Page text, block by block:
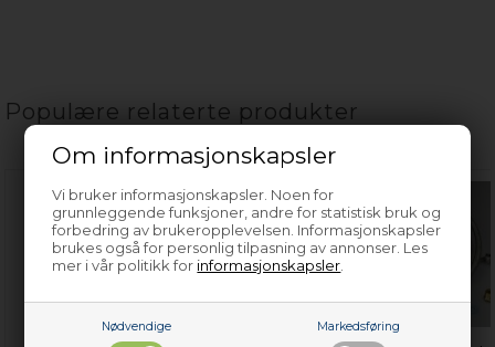
Om informasjonskapsler
Vi bruker informasjonskapsler. Noen for
grunnleggende funksjoner, andre for statistisk bruk og
forbedring av brukeropplevelsen. Informasjonskapsler
brukes også for personlig tilpasning av annonser. Les
mer i vår politikk for informasjonskapsler
Nødvendige Markedsføring
Populære relaterte produkter